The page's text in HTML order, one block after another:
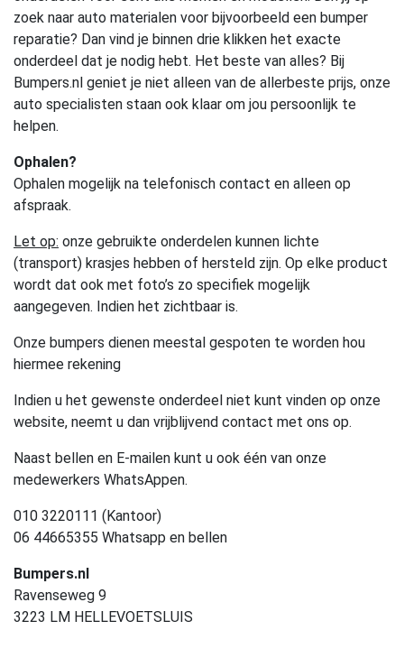
zoek naar auto materialen voor bijvoorbeeld een bumper
reparatie? Dan vind je binnen drie klikken het exacte
onderdeel dat je nodig hebt. Het beste van alles? Bij
Bumpers.nl geniet je niet alleen van de allerbeste prijs, onze
auto specialisten staan ook klaar om jou persoonlijk te
helpen.
Ophalen?
Ophalen mogelijk na telefonisch contact en alleen op
afspraak.
Let op: onze gebruikte onderdelen kunnen lichte
(transport) krasjes hebben of hersteld zijn. Op elke product
wordt dat ook met foto’s zo specifiek mogelijk
aangegeven. Indien het zichtbaar is.
Onze bumpers dienen meestal gespoten te worden hou
hiermee rekening
Indien u het gewenste onderdeel niet kunt vinden op onze
website, neemt u dan vrijblijvend contact met ons op.
Naast bellen en E-mailen kunt u ook één van onze
medewerkers WhatsAppen.
010 3220111 (Kantoor)
06 44665355 Whatsapp en bellen
Bumpers.nl
Ravenseweg 9
3223 LM HELLEVOETSLUIS